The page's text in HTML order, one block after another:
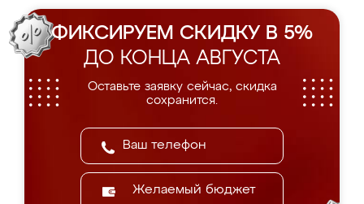
ФИКСИРУЕМ СКИДКУ В 5%
ДО КОНЦА АВГУСТА
Оставьте заявку сейчас, скидка
сохранится.
Желаемый бюджет